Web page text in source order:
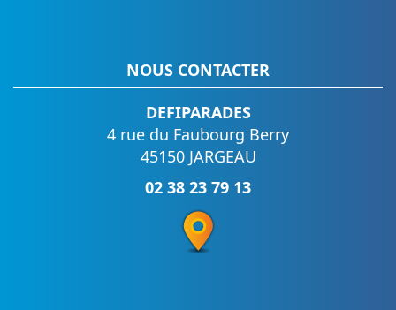
NOUS CONTACTER
DEFIPARADES
4 rue du Faubourg Berry
45150 JARGEAU
02 38 23 79 13